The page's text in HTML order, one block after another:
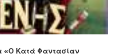
«Ο Κατά Φαντασίαν